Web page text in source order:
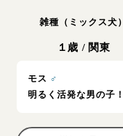
雑種（ミックス犬）
１歳 / 関東
モス ♂
明るく活発な男の子！